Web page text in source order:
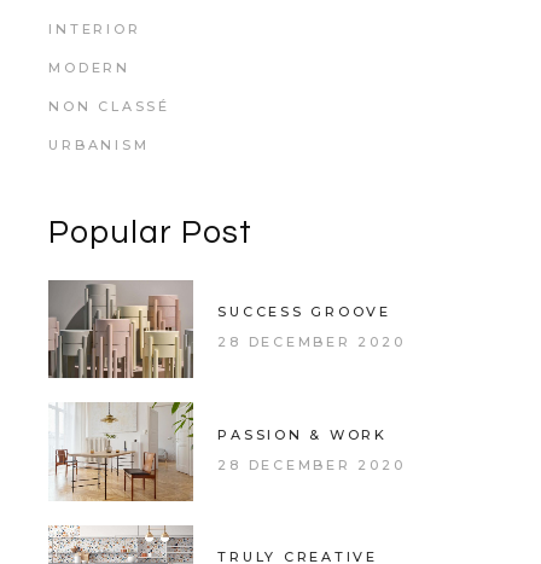
INTERIOR
MODERN
NON CLASSÉ
URBANISM
Popular Post
SUCCESS GROOVE
28 DECEMBER 2020
PASSION & WORK
28 DECEMBER 2020
TRULY CREATIVE